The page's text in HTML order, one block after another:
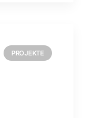
PROJEKTE